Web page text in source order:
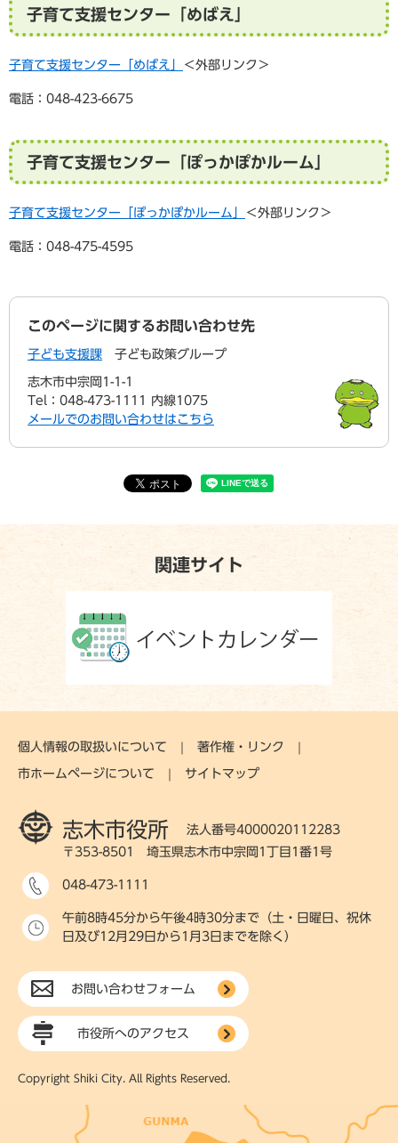
子育て支援センター「めばえ」
子育て支援センター「めばえ」 ＜外部リンク＞
電話：048-423-6675
子育て支援センター「ぽっかぽかルーム」
子育て支援センター「ぽっかぽかルーム」 ＜外部リンク＞
電話：048-475-4595
このページに関するお問い合わせ先
子ども支援課 子ども政策グループ
志木市中宗岡1-1-1
Tel：048-473-1111 内線1075
メールでのお問い合わせはこちら
関連サイト
個人情報の取扱いについて 著作権・リンク
市ホームページについて サイトマップ
志木市役所
法人番号4000020112283
〒353-8501 埼玉県志木市中宗岡1丁目1番1号
048-473-1111
午前8時45分から午後4時30分まで（土・日曜日、祝休
日及び12月29日から1月3日までを除く）
お問い合わせフォーム
市役所へのアクセス
Copyright Shiki City. All Rights Reserved.